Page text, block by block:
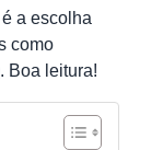
a escolha
como
. Boa leitura!